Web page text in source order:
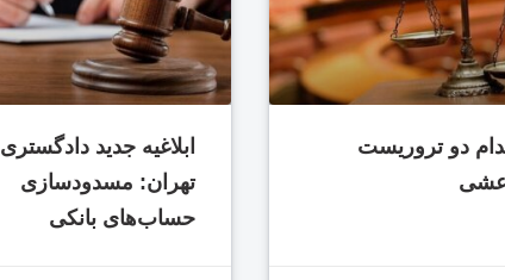
دو تروریست
ابلاغیه جدید دادگستری
تهران: مسدودسازی
حساب‌های بانکی